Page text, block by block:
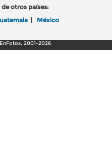
otros países:
| México
2001-2026